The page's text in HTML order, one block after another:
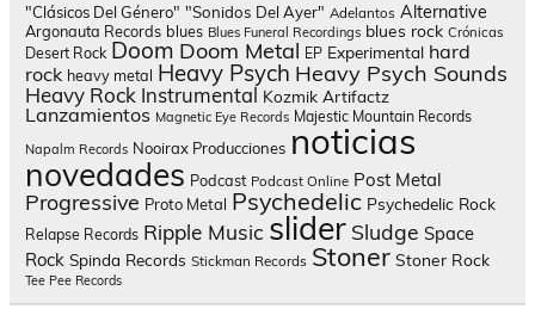
"Clásicos Del Género" "Sonidos Del Ayer" Adelantos Alternative
Argonauta Records blues Blues Funeral Recordings blues rock Crónicas
Desert Rock Doom Doom Metal EP Experimental hard
rock heavy metal Heavy Psych Heavy Psych Sounds
Heavy Rock Instrumental Kozmik Artifactz
Lanzamientos Magnetic Eye Records Majestic Mountain Records
Napalm Records Nooirax Producciones noticias
novedades Podcast Podcast Online Post Metal
Progressive Proto Metal Psychedelic Psychedelic Rock
Relapse Records Ripple Music slider Sludge Space
Rock Spinda Records Stickman Records Stoner Stoner Rock
Tee Pee Records